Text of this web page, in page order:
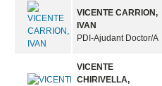
VICENTE CARRION,
IVAN
PDI-Ajudant Doctor/A
VICENTE
CHIRIVELLA,